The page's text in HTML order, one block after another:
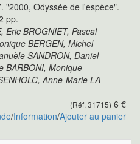
"2000, Odyssée de l'espèce".
pp.
Eric BROGNIET, Pascal
BERGEN, Michel
SANDRON, Daniel
BARBONI, Monique
Anne-Marie LA
(Réf. 31715) 6 €
/Information/Ajouter au panier